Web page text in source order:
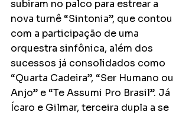
subiram no palco para estrear a
nova turnê “Sintonia”, que contou
com a participação de uma
orquestra sinfônica, além dos
sucessos já consolidados como
“Quarta Cadeira”, “Ser Humano ou
Anjo” e “Te Assumi Pro Brasil”. Já
Ícaro e Gilmar, terceira dupla a se